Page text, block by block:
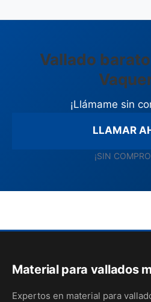
Vallado
¡Llámame sin
LLAMAR
¡SIN
Material para vallados
Expertos en material para